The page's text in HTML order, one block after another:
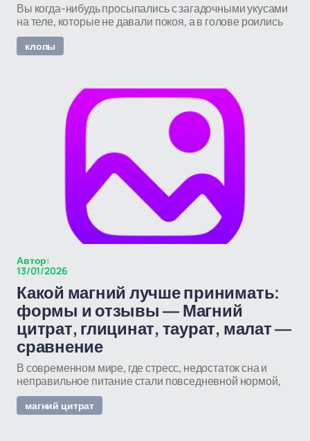
Вы когда-нибудь просыпались с загадочными укусами
на теле, которые не давали покоя, а в голове роились
клопы
Автор:
13/01/2026
Какой магний лучше принимать:
формы и отзывы — Магний
цитрат, глицинат, таурат, малат —
сравнение
В современном мире, где стресс, недостаток сна и
неправильное питание стали повседневной нормой,
магний цитрат